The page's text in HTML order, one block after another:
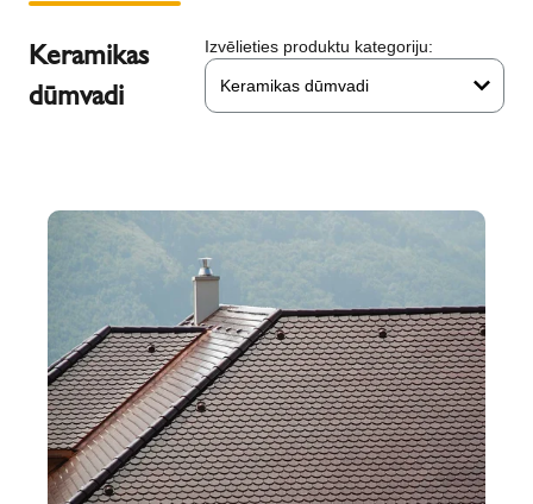
Keramikas
dūmvadi
Izvēlieties produktu kategoriju:
Keramikas dūmvadi